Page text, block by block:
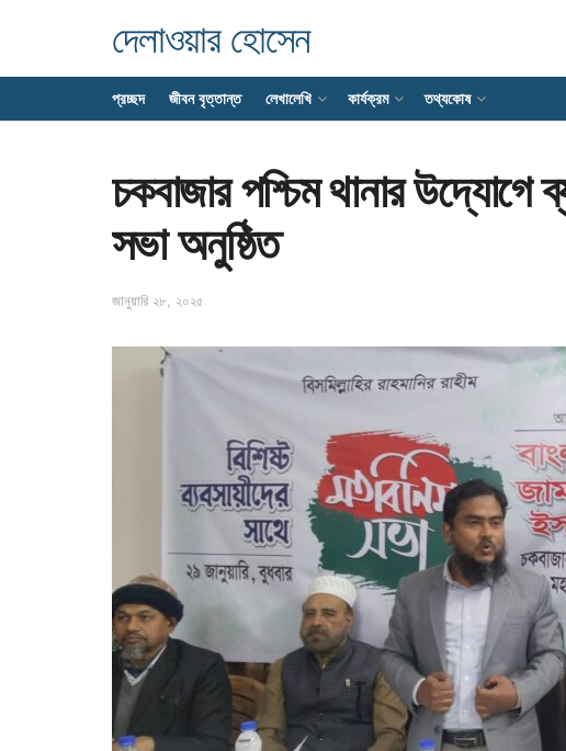
দেলাওয়ার হোসেন
প্রচ্ছদ জীবন বৃত্তান্ত লেখালেখি কার্যক্রম তথ্যকোষ
চকবাজার পশ্চিম থানার উদ্যোগে
সভা অনুষ্ঠিত
জানুয়ারি ২৮, ২০২৫